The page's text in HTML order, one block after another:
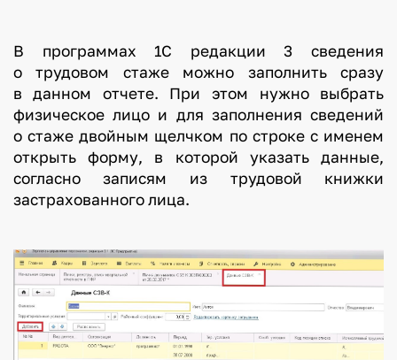
В программах 1С редакции 3 сведения
о трудовом стаже можно заполнить сразу
в данном отчете. При этом нужно выбрать
физическое лицо и для заполнения сведений
о стаже двойным щелчком по строке с именем
открыть форму, в которой указать данные,
согласно записям из трудовой книжки
застрахованного лица.